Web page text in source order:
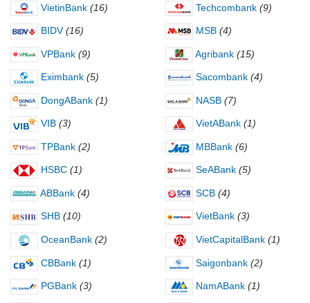
VietinBank (16) Techcombank (9)
BIDV (16) MSB (4)
VPBank (9) Agribank (15)
Eximbank (5) Sacombank (4)
DongABank (1) NASB (7)
VIB (3) VietABank (1)
TPBank (2) MBBank (6)
HSBC (1) SeABank (5)
ABBank (4) SCB (4)
SHB (10) VietBank (3)
OceanBank (2) VietCapitalBank (1)
CBBank (1) Saigonbank (2)
PGBank (3) NamABank (1)